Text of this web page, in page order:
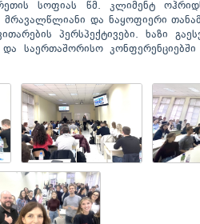
სოფიას წმ. კლიმენტ
მრავალწლიანი და ნაყოფიერი
პერსპექტივები. ხაზი
საერთაშორისო კონფერენციებში